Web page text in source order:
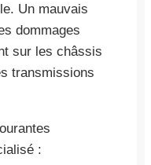
Un mauvais
dommages
sur les châssis
transmissions
: